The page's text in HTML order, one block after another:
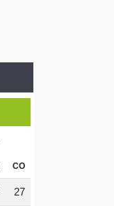
CO
27